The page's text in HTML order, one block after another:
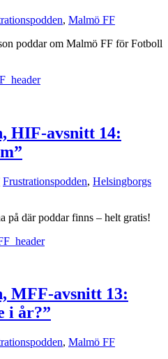
, Malmö FF
poddar om Malmö FF för Fotboll
HIF-avsnitt 14:
Frustrationspodden, Helsingborgs
på där poddar finns – helt gratis!
MFF-avsnitt 13:
i år?”
, Malmö FF